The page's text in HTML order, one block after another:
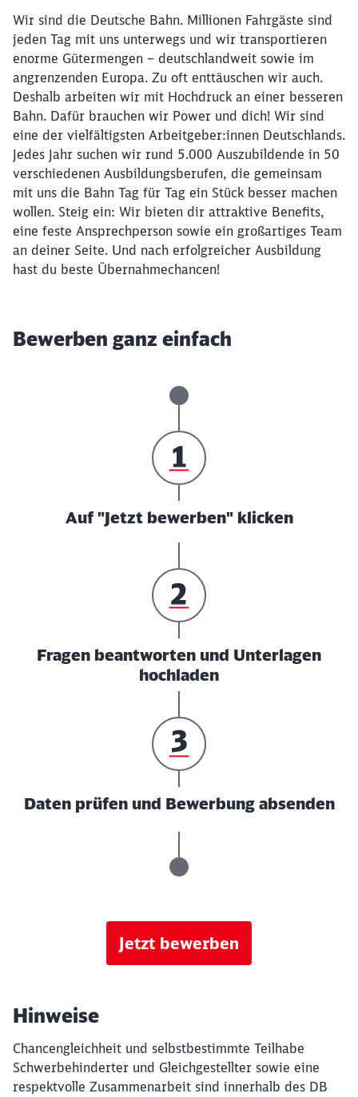
Wir sind die Deutsche Bahn. Millionen Fahrgäste sind
jeden Tag mit uns unterwegs und wir transportieren
enorme Gütermengen – deutschlandweit sowie im
angrenzenden Europa. Zu oft enttäuschen wir auch.
Deshalb arbeiten wir mit Hochdruck an einer besseren
Bahn. Dafür brauchen wir Power und dich! Wir sind
eine der vielfältigsten Arbeitgeber:innen Deutschlands.
Jedes Jahr suchen wir rund 5.000 Auszubildende in 50
verschiedenen Ausbildungsberufen, die gemeinsam
mit uns die Bahn Tag für Tag ein Stück besser machen
wollen. Steig ein: Wir bieten dir attraktive Benefits,
eine feste Ansprechperson sowie ein großartiges Team
an deiner Seite. Und nach erfolgreicher Ausbildung
hast du beste Übernahmechancen!
Bewerben ganz einfach
Auf "Jetzt bewerben" klicken
Fragen beantworten und Unterlagen
hochladen
Daten prüfen und Bewerbung absenden
Jetzt bewerben
Hinweise
Chancengleichheit und selbstbestimmte Teilhabe
Schwerbehinderter und Gleichgestellter sowie eine
respektvolle Zusammenarbeit sind innerhalb des DB